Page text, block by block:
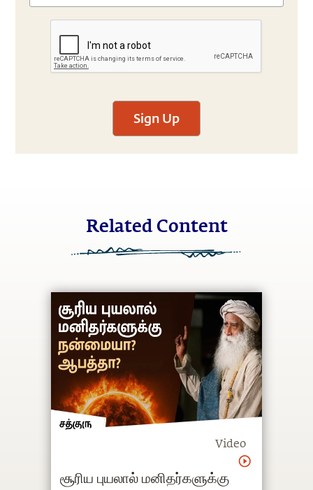
Sign Up
Related Content
Video
சூரிய புயலால் மனிதர்களுக்கு